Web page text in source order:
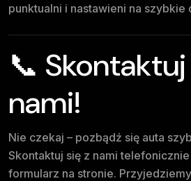
punktualni i nastawieni na szybkie
📞
nami!
Nie czekaj – pozbądź się auta
Skontaktuj się z nami
formularz na stronie.